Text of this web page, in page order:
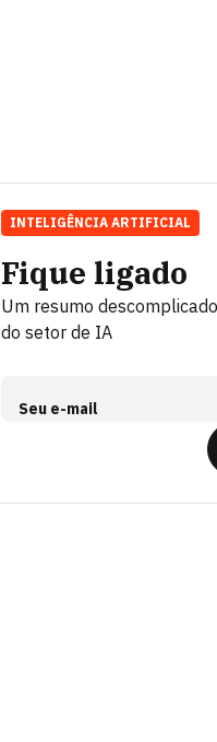
Fique ligado
Um resumo
do setor de IA
Seu e-mail
INTELIGÊNCIA ARTIFICIAL